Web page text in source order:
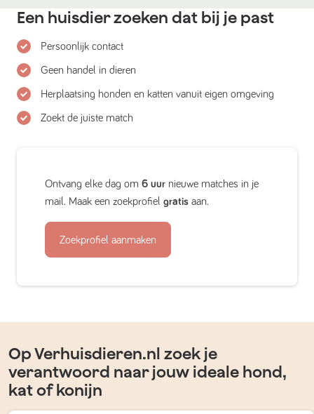
Een huisdier zoeken dat bij je past
Persoonlijk contact
Geen handel in dieren
Herplaatsing honden en katten vanuit eigen omgeving
Zoekt de juiste match
Ontvang elke dag om 6 uur nieuwe matches in je
mail. Maak een zoekprofiel gratis aan.
Zoekprofiel aanmaken
Op Verhuisdieren.nl zoek je
verantwoord naar jouw ideale hond,
kat of konijn